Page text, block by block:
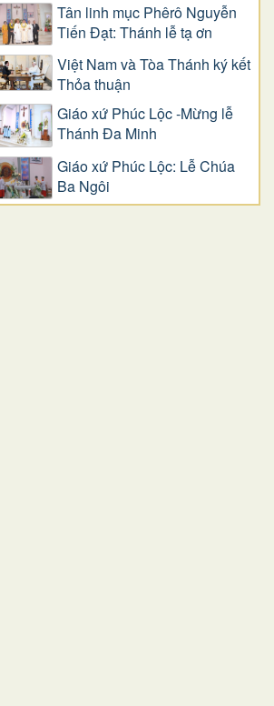
Tân linh mục Phêrô Nguyễn
Tiến Đạt: Thánh lễ tạ ơn
Việt Nam và Tòa Thánh ký kết
Thỏa thuận
Giáo xứ Phúc Lộc -Mừng lễ
Thánh Đa Minh
Giáo xứ Phúc Lộc: Lễ Chúa
Ba Ngôi